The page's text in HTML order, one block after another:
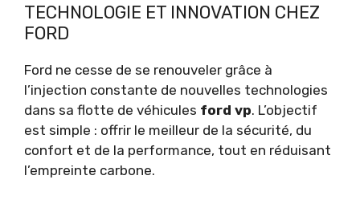
TECHNOLOGIE ET INNOVATION CHEZ
FORD
Ford ne cesse de se renouveler grâce à
l’injection constante de nouvelles technologies
dans sa flotte de véhicules ford vp. L’objectif
est simple : offrir le meilleur de la sécurité, du
confort et de la performance, tout en réduisant
l’empreinte carbone.